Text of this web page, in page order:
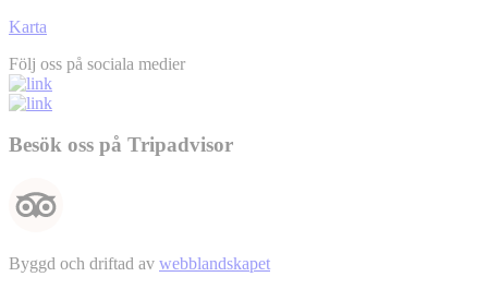
Karta
Följ oss på sociala medier
Besök oss på Tripadvisor
Byggd och driftad av webblandskapet